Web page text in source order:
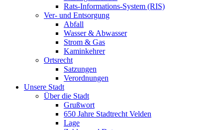
Rats-Informations-System (RIS)
Ver- und Entsorgung
Abfall
Wasser & Abwasser
Strom & Gas
Kaminkehrer
Ortsrecht
Satzungen
Verordnungen
Unsere Stadt
Über die Stadt
Grußwort
650 Jahre Stadtrecht Velden
Lage